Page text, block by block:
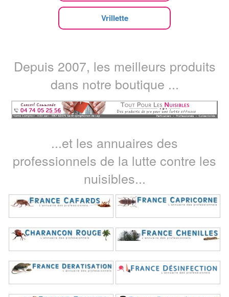
Vrillette
Depuis 2007, les meilleurs produits
dans notre boutique ...
...et les annuaires des
professionnels de la lutte contre les
nuisibles...